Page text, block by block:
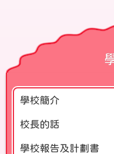
學校簡介
校長的話
學校報告及計劃書